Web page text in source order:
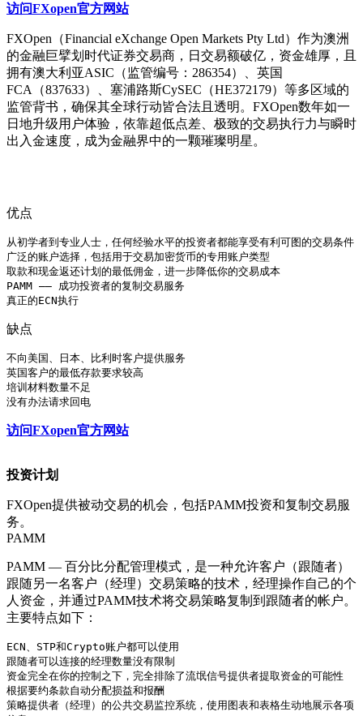
访问FXopen官方网站
FXOpen（Financial eXchange Open Markets Pty Ltd）作为澳洲
的金融巨擘划时代证券交易商，日交易额破亿，资金雄厚，且
拥有澳大利亚ASIC（监管编号：286354）、英国
FCA（837633）、塞浦路斯CySEC（HE372179）等多区域的
监管背书，确保其全球行动皆合法且透明。FXOpen数年如一
日地升级用户体验，依靠超低点差、极致的交易执行力与瞬时
出入金速度，成为金融界中的一颗璀璨明星。
优点
从初学者到专业人士，任何经验水平的投资者都能享受有利可图的交易条件
广泛的账户选择，包括用于交易加密货币的专用账户类型
取款和现金返还计划的最低佣金，进一步降低你的交易成本
PAMM —— 成功投资者的复制交易服务
真正的ECN执行
缺点
不向美国、日本、比利时客户提供服务
英国客户的最低存款要求较高
培训材料数量不足
没有办法请求回电
访问FXopen官方网站
投资计划
FXOpen提供被动交易的机会，包括PAMM投资和复制交易服
务。
PAMM
PAMM — 百分比分配管理模式，是一种允许客户（跟随者）
跟随另一名客户（经理）交易策略的技术，经理操作自己的个
人资金，并通过PAMM技术将交易策略复制到跟随者的帐户。
主要特点如下：
ECN、STP和Crypto账户都可以使用
跟随者可以连接的经理数量没有限制
资金完全在你的控制之下，完全排除了流氓信号提供者提取资金的可能性
根据要约条款自动分配损益和报酬
策略提供者（经理）的公共交易监控系统，使用图表和表格生动地展示各项